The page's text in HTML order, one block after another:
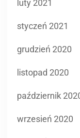
grudzień 2020
listopad 2020
październik 2020
wrzesień 2020
sierpień 2020
lipiec 2020